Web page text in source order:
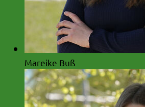
Mareike Buß